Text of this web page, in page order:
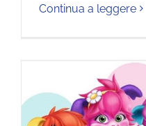
Continua a leggere